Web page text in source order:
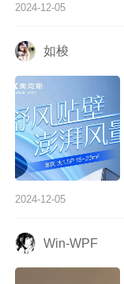
2024-12-05
如梭
2024-12-05
Win-WPF